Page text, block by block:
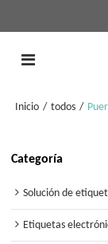
Inicio / todos /
Categoría
Solución de
Etiquetas